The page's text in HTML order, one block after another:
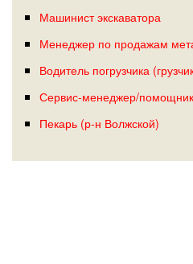
Машинист экскаватора
Менеджер по продажам
Водитель погрузчика
Сервис-менеджер/
Пекарь (р-н Волжской)